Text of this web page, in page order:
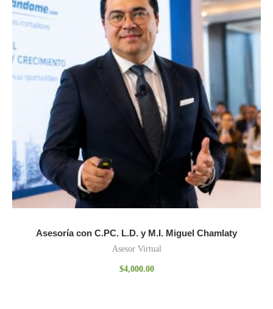
Asesoría con C.PC. L.D. y M.I. Miguel Chamlaty
Asesor Virtual
$4,000.00